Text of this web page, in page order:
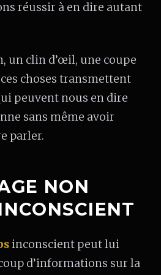
réussir à en dire autant
un clin d’œil, une coupe
choses transmettent
peuvent nous en dire
sans même avoir
parler.
NON
inconscient peut lui
d’informations sur la